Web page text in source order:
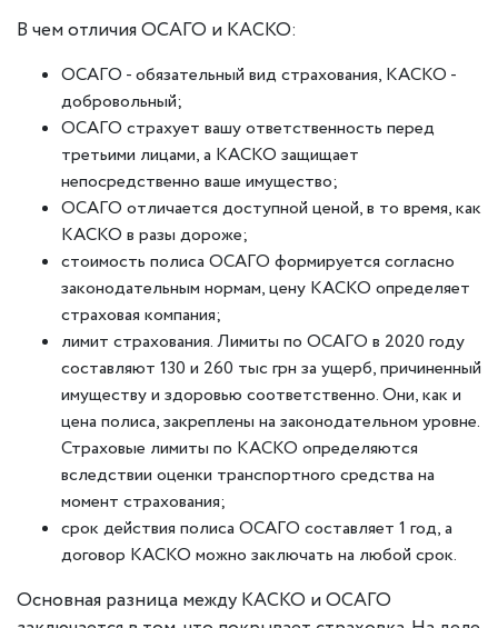
В чем отличия ОСАГО и КАСКО:
ОСАГО - обязательный вид страхования, КАСКО -
добровольный;
ОСАГО страхует вашу ответственность перед
третьими лицами, а КАСКО защищает
непосредственно ваше имущество;
ОСАГО отличается доступной ценой, в то время, как
КАСКО в разы дороже;
стоимость полиса ОСАГО формируется согласно
законодательным нормам, цену КАСКО определяет
страховая компания;
лимит страхования. Лимиты по ОСАГО в 2020 году
составляют 130 и 260 тыс грн за ущерб, причиненный
имуществу и здоровью соответственно. Они, как и
цена полиса, закреплены на законодательном уровне.
Страховые лимиты по КАСКО определяются
вследствии оценки транспортного средства на
момент страхования;
срок действия полиса ОСАГО составляет 1 год, а
договор КАСКО можно заключать на любой срок.
Основная разница между КАСКО и ОСАГО